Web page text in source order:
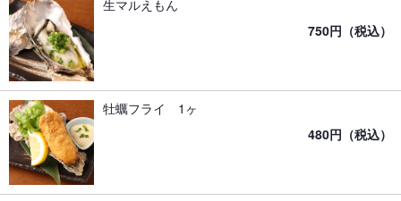
生マルえもん
750円（税込）
牡蠣フライ 1ヶ
480円（税込）